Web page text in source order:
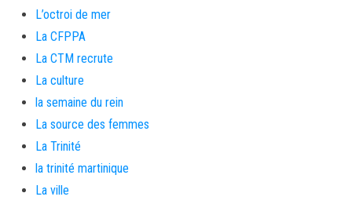
L’octroi de mer
La CFPPA
La CTM recrute
La culture
la semaine du rein
La source des femmes
La Trinité
la trinité martinique
La ville